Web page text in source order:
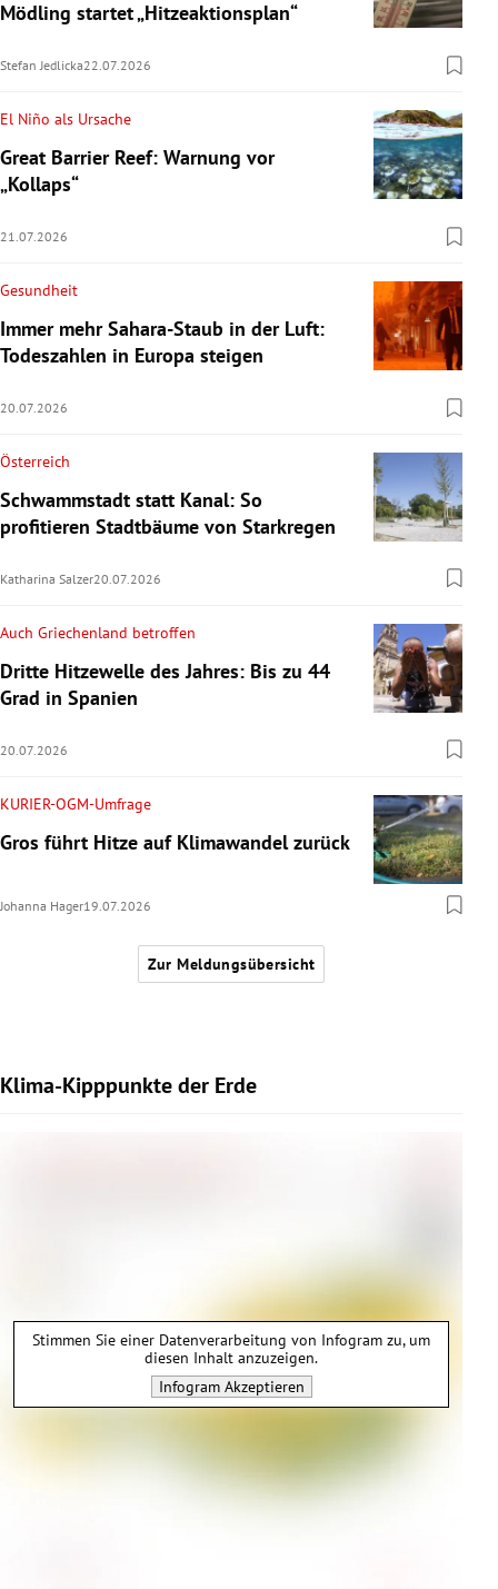
Mödling startet „Hitzeaktionsplan“
Stefan Jedlicka22.07.2026
El Niño als Ursache
Great Barrier Reef: Warnung vor
„Kollaps“
21.07.2026
Gesundheit
Immer mehr Sahara-Staub in der Luft:
Todeszahlen in Europa steigen
20.07.2026
Österreich
Schwammstadt statt Kanal: So
profitieren Stadtbäume von Starkregen
Katharina Salzer20.07.2026
Auch Griechenland betroffen
Dritte Hitzewelle des Jahres: Bis zu 44
Grad in Spanien
20.07.2026
KURIER-OGM-Umfrage
Gros führt Hitze auf Klimawandel zurück
Johanna Hager19.07.2026
Zur Meldungsübersicht
Klima-Kipppunkte der Erde
Stimmen Sie einer Datenverarbeitung von Infogram zu, um
diesen Inhalt anzuzeigen.
InfogramAkzeptieren